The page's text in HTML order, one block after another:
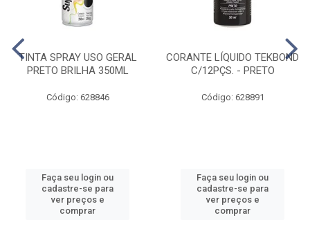
TINTA SPRAY USO GERAL
PRETO BRILHA 350ML
Código: 628846
Faça seu login ou
cadastre-se para
ver preços e
comprar
CORANTE LÍQUIDO TEKBOND
C/12PÇS. - PRETO
Código: 628891
Faça seu login ou
cadastre-se para
ver preços e
comprar